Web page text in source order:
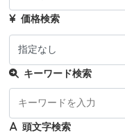
価格検索
キーワード検索
頭文字検索